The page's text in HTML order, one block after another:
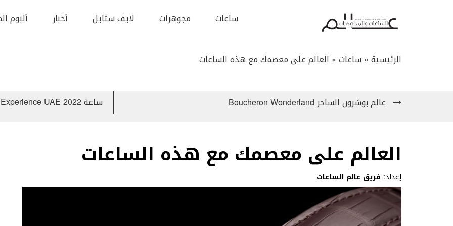
ساعات مجوهرات لايف ستايل أخبار ألبوم
الرئيسية » ساعات» العالم على معصمك مع هذه الساعات
عالم بوشرون الساحر Boucheron Wonderland ساعة Chopard Mille Miglia Experience UAE 2022 إصدار محدود يضم 25 ساعة
العالم على معصمك مع هذه الساعات
إعداد: فريق عالم الساعات